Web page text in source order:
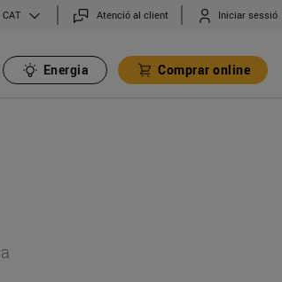
CAT Atenció al client Iniciar sessió
Energia Comprar online